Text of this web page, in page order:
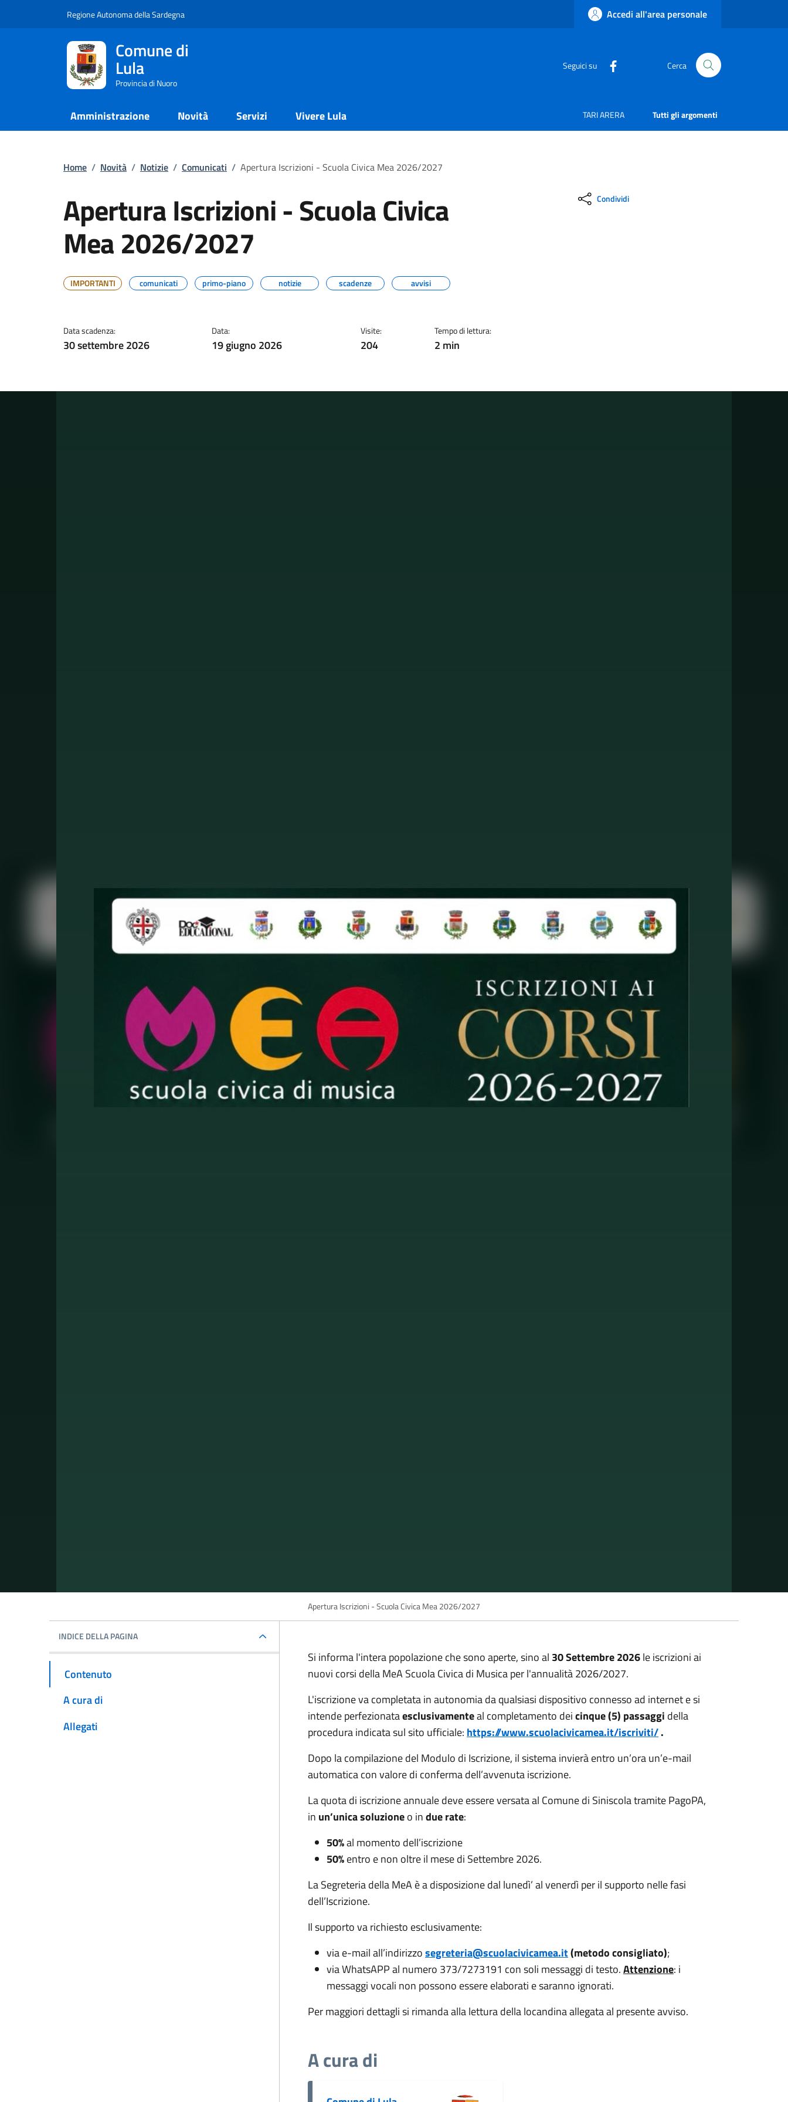
Regione Autonoma della Sardegna Accedi all'area personale
Comune di
Lula
Provincia di Nuoro
Seguici su Cerca
Amministrazione Novità Servizi Vivere Lula TARI ARERA Tutti gli argomenti
Home / Novità / Notizie / Comunicati / Apertura Iscrizioni - Scuola Civica Mea 2026/2027
Apertura Iscrizioni - Scuola Civica
Mea 2026/2027
IMPORTANTI comunicati primo-piano notizie scadenze avvisi
Data scadenza:
30 settembre 2026
Data:
19 giugno 2026
Visite:
204
Tempo di lettura:
2 min
Condividi
Apertura Iscrizioni - Scuola Civica Mea 2026/2027
INDICE DELLA PAGINA
Contenuto
A cura di
Allegati
Si informa l'intera popolazione che sono aperte, sino al 30 Settembre 2026le iscrizioni ai
nuovi corsi della MeA Scuola Civica di Musica per l'annualità 2026/2027.
L'iscrizione va completata in autonomia da qualsiasi dispositivo connesso ad internet e si
intende perfezionataesclusivamenteal completamento deicinque (5) passaggi della
procedura indicata sul sito ufficiale: https://www.scuolacivicamea.it/iscriviti/.
Dopo la compilazione del Modulo di Iscrizione, il sistema invierà entro un’ora un’e-mail
automatica con valore di conferma dell’avvenuta iscrizione.
La quota di iscrizione annuale deve essere versata al Comune di Siniscola tramite PagoPA,
in un’unica soluzioneo indue rate:
50%al momento dell’iscrizione
50%entro e non oltre il mese di Settembre 2026.
La Segreteria della MeA è a disposizione dal lunedì’ al venerdì per il supporto nelle fasi
dell’Iscrizione.
Il supporto va richiesto esclusivamente:
via e-mail all’indirizzosegreteria@scuolacivicamea.it(metodo consigliato);
via WhatsAPP al numero 373/7273191 con soli messaggi di testo.Attenzione: i
messaggi vocali non possono essere elaborati e saranno ignorati.
Per maggiori dettagli si rimanda alla lettura della locandina allegata al presente avviso.
A cura di